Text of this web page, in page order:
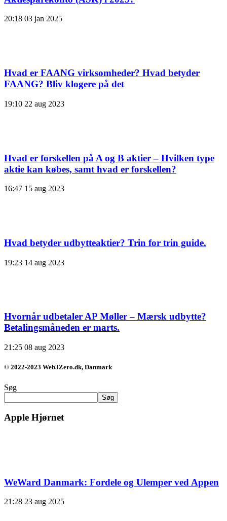
20:18 03 jan 2025
Hvad er FAANG virksomheder? Hvad betyder
FAANG? Bliv klogere på det
19:10 22 aug 2023
Hvad er forskellen på A og B aktier – Hvilken type
aktie kan købes, samt hvad er forskellen?
16:47 15 aug 2023
Hvad betyder udbytteaktier? Trin for trin guide.
19:23 14 aug 2023
Hvornår udbetaler AP Møller – Mærsk udbytte?
Betalingsmåneden er marts.
21:25 08 aug 2023
© 2022-2023 Web3Zero.dk, Danmark
Søg
Søg
Apple Hjørnet
WeWard Danmark: Fordele og Ulemper ved Appen
21:28 23 aug 2025